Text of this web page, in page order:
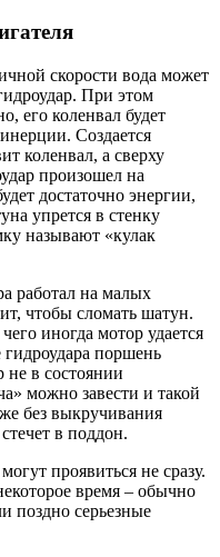
скорости вода может
При этом
его коленвал будет
Создается
коленвал, а сверху
произошел на
достаточно энергии,
упрется в стенку
называют «кулак
работал на малых
чтобы сломать шатун.
иногда мотор удается
гидроудара поршень
не в состоянии
можно завести и такой
без выкручивания
в поддон.
проявиться не сразу.
время – обычно
поздно серьезные